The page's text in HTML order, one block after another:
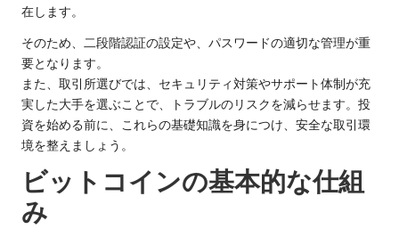
在します。
そのため、二段階認証の設定や、パスワードの適切な管理が重
要となります。
また、取引所選びでは、セキュリティ対策やサポート体制が充
実した大手を選ぶことで、トラブルのリスクを減らせます。投
資を始める前に、これらの基礎知識を身につけ、安全な取引環
境を整えましょう。
ビットコインの基本的な仕組
み